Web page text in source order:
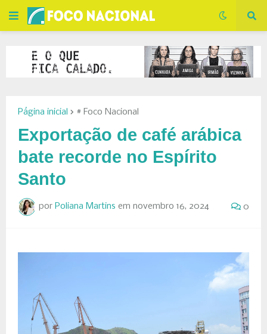
Página inicial # Foco Nacional
Exportação de café arábica
bate recorde no Espírito
Santo
por Poliana Martins em novembro 16, 2024 0